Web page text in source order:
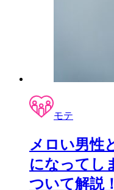
モテ
メロい男性
になってし
ついて解説！